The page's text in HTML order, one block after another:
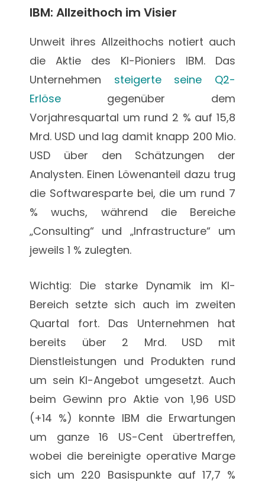
IBM: Allzeithoch im Visier
Unweit ihres Allzeithochs notiert auch
die Aktie des KI-Pioniers IBM. Das
Unternehmen steigerte seine Q2-
Erlöse gegenüber dem
Vorjahresquartal um rund 2 % auf 15,8
Mrd. USD und lag damit knapp 200 Mio.
USD über den Schätzungen der
Analysten. Einen Löwenanteil dazu trug
die Softwaresparte bei, die um rund 7
% wuchs, während die Bereiche
„Consulting“ und „Infrastructure“ um
jeweils 1 % zulegten.
Wichtig: Die starke Dynamik im KI-
Bereich setzte sich auch im zweiten
Quartal fort. Das Unternehmen hat
bereits über 2 Mrd. USD mit
Dienstleistungen und Produkten rund
um sein KI-Angebot umgesetzt. Auch
beim Gewinn pro Aktie von 1,96 USD
(+14 %) konnte IBM die Erwartungen
um ganze 16 US-Cent übertreffen,
wobei die bereinigte operative Marge
sich um 220 Basispunkte auf 17,7 %